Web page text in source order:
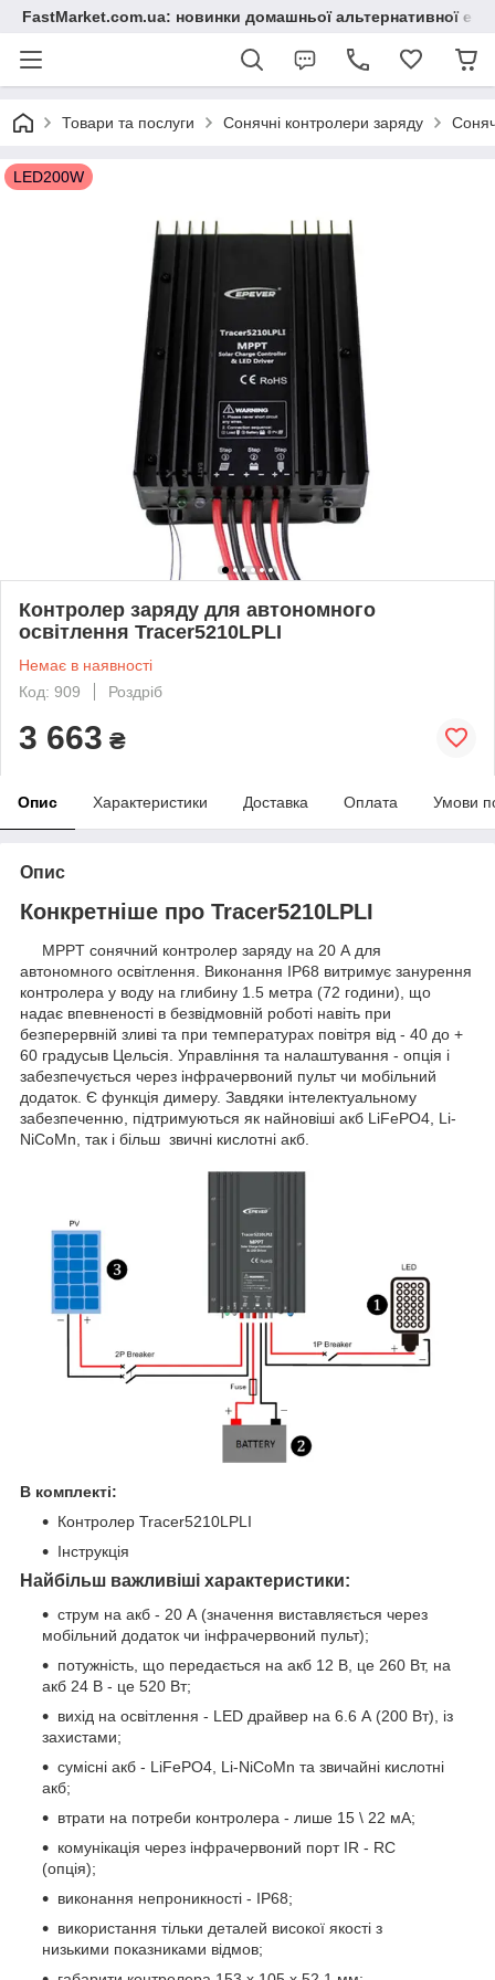
FastMarket.com.ua: новинки домашньої альтернативної
Товари та послуги Сонячні контролери заряду
LED200W
Контролер заряду для автономного
освітлення Tracer5210LPLI
Немає в наявності
Код: 909
Роздріб
3 663 ₴
Опис Характеристики Доставка Оплата Умови
Опис
Конкретніше про Tracer5210LPLI
MPPT сонячний контролер заряду на 20 А для
автономного освітлення. Виконання IP68 витримує занурення
контролера у воду на глибину 1.5 метра (72 години), що
надає впевненості в безвідмовній роботі навіть при
безперервній зливі та при температурах повітря від - 40 до +
60 градусыв Цельсія. Управління та налаштування - опція і
забезпечується через інфрачервоний пульт чи мобільний
додаток. Є функція димеру. Завдяки інтелектуальному
забезпеченню, підтримуються як найновіші акб LiFePO4, Li-
NiCoMn, так і більш звичні кислотні акб.
В комплекті:
Контролер Tracer5210LPLI
Інструкція
Найбільш важливіші характеристики:
струм на акб - 20 А (значення виставляється через
мобільний додаток чи інфрачервоний пульт);
потужність, що передається на акб 12 В, це 260 Вт, на
акб 24 В - це 520 Вт;
вихід на освітлення - LED драйвер на 6.6 А (200 Вт), із
захистами;
сумісні акб - LiFePO4, Li-NiCoMn та звичайні кислотні
акб;
втрати на потреби контролера - лише 15 \ 22 мА;
комунікація через інфрачервоний порт IR - RC
(опція);
виконання непроникності - IP68;
використання тільки деталей високої якості з
низькими показниками відмов;